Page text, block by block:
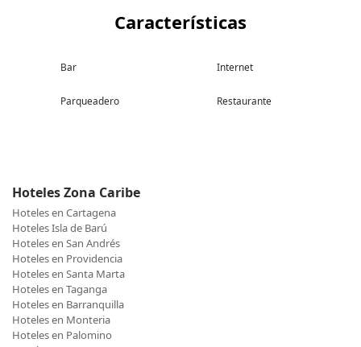
Características
Bar Internet
Parqueadero Restaurante
Hoteles Zona Caribe
Hoteles en Cartagena
Hoteles Isla de Barú
Hoteles en San Andrés
Hoteles en Providencia
Hoteles en Santa Marta
Hoteles en Taganga
Hoteles en Barranquilla
Hoteles en Monteria
Hoteles en Palomino